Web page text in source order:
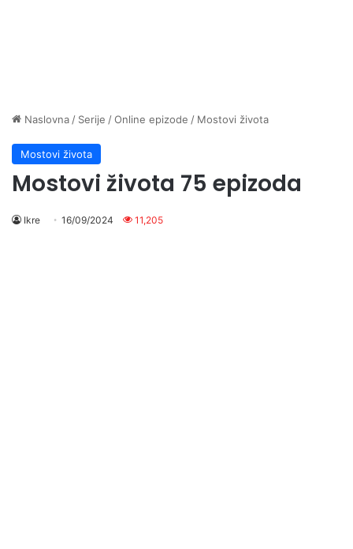
Naslovna / Serije /Online epizode / Mostovi života
Mostovi života
Mostovi života 75 epizoda
Ikre 16/09/2024 11,205